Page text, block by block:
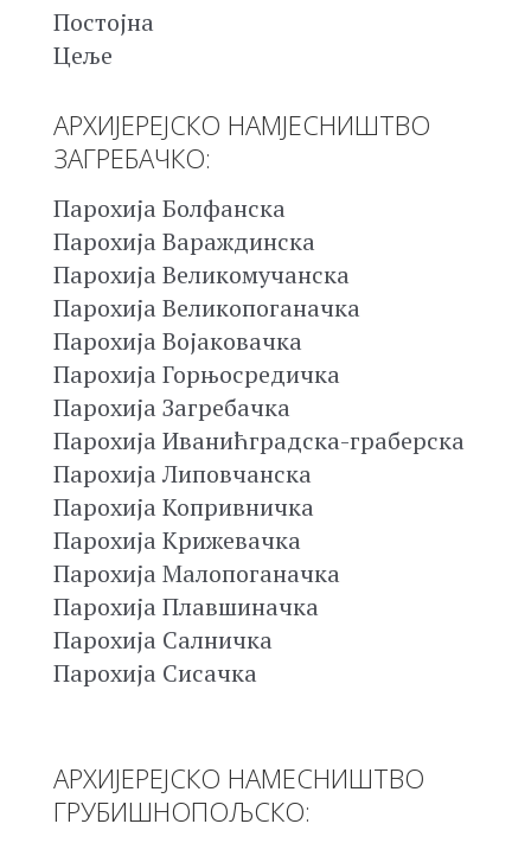
Постојна
Цеље
АРХИЈЕРЕЈСКО НАМЈЕСНИШТВО
ЗАГРЕБАЧКО:
Парохија Болфанска
Парохија Вараждинска
Парохија Великомучанска
Парохија Великопоганачка
Парохија Војаковачка
Парохија Горњосредичка
Парохија Загребачка
Парохија Иванићградска-граберска
Парохија Липовчанска
Парохија Копривничка
Парохија Крижевачка
Парохија Малопоганачка
Парохија Плавшиначка
Парохија Салничка
Парохија Сисачка
АРХИЈЕРЕЈСКО НАМЕСНИШТВО
ГРУБИШНОПОЉСКО: